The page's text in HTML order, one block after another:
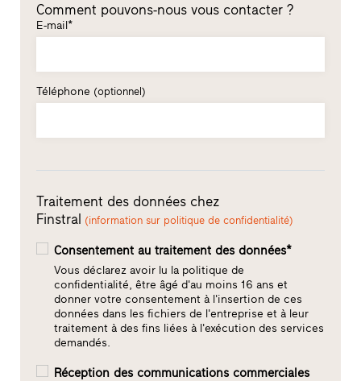
Comment pouvons-nous vous contacter ?
E-mail*
Téléphone (optionnel)
Traitement des données chez
Finstral (information sur politique de confidentialité)
Consentement au traitement des données*
Vous déclarez avoir lu la politique de
confidentialité, être âgé d'au moins 16 ans et
donner votre consentement à l'insertion de ces
données dans les fichiers de l'entreprise et à leur
traitement à des fins liées à l'exécution des services
demandés.
Réception des communications commerciales